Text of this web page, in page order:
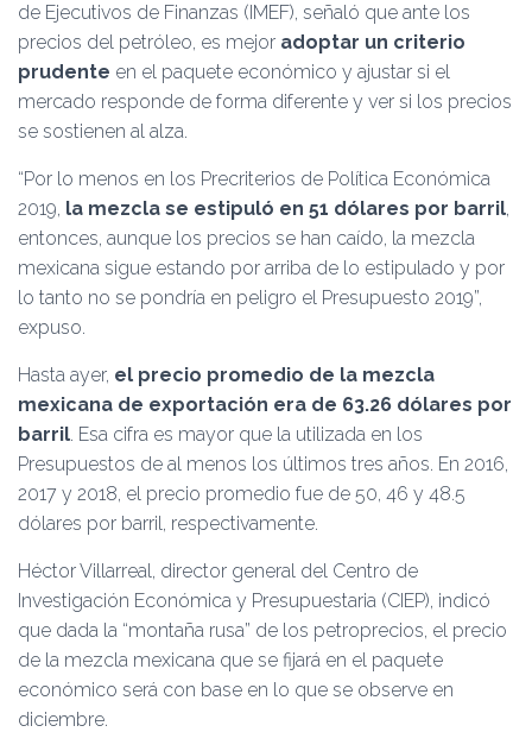
de Ejecutivos de Finanzas (IMEF), señaló que ante los
precios del petróleo, es mejor adoptar un criterio
prudente en el paquete económico y ajustar si el
mercado responde de forma diferente y ver si los precios
se sostienen al alza.
“Por lo menos en los Precriterios de Política Económica
2019, la mezcla se estipuló en 51 dólares por barril,
entonces, aunque los precios se han caído, la mezcla
mexicana sigue estando por arriba de lo estipulado y por
lo tanto no se pondría en peligro el Presupuesto 2019”,
expuso.
Hasta ayer, el precio promedio de la mezcla
mexicana de exportación era de 63.26 dólares por
barril. Esa cifra es mayor que la utilizada en los
Presupuestos de al menos los últimos tres años. En 2016,
2017 y 2018, el precio promedio fue de 50, 46 y 48.5
dólares por barril, respectivamente.
Héctor Villarreal, director general del Centro de
Investigación Económica y Presupuestaria (CIEP), indicó
que dada la “montaña rusa” de los petroprecios, el precio
de la mezcla mexicana que se fijará en el paquete
económico será con base en lo que se observe en
diciembre.